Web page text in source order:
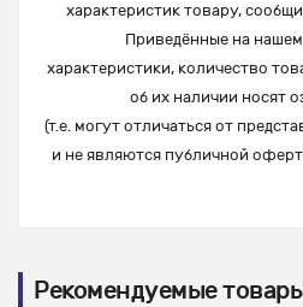
характеристик товару,
Приведённые на
характеристики, количество
об их наличии носят
(т.е. могут отличаться от
и не являются публичной
Рекомендуемые